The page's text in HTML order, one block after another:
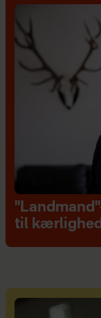
til kærlighed